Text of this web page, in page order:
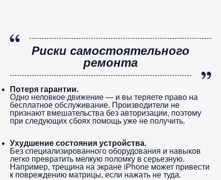
Риски самостоятельного
ремонта
Потеря гарантии.
Одно неловкое движение — и вы теряете право на
бесплатное обслуживание. Производители не
признают вмешательства без авторизации, поэтому
при следующих сбоях помощь уже не получить.
Ухудшение состояния устройства.
Без специализированного оборудования и навыков
легко превратить мелкую поломку в серьезную.
Например, трещина на экране iPhone может привести
к повреждению матрицы, если нажать не туда.